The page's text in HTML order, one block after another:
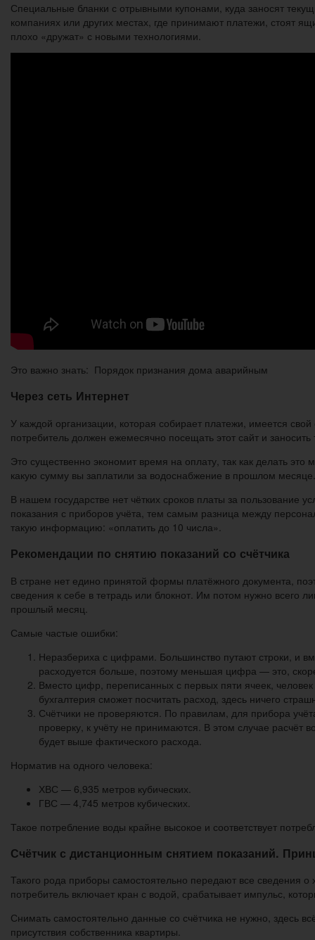
Специальные бланки с отрывными купонами, куда заносят
компаниях или других местах, где принимают платежи, стоят
плохо «дружат» с новыми технологиями.
Это важно знать: Порядок признания дома аварийным
Через сеть Интернет
У каждой организации, которая собирает платежи, имеется
потребитель должен ежемесячно посещать этот сайт и
Это существенно экономит время на оплату, так как делать
какую сумму вы заплатили за водоснабжение в прошлом месяце.
В нашем государстве нет чётких сроков платы за пользование
показания с приборов учёта, тем самым разница между
такую информацию: «оплатить до 10 числа».
Рекомендации по снятию показаний со счётчика
В стране нет едино принятой формы платёжного документа,
сведения к себе в тетрадь или блокнот. Им потом нужно всего
прошлый месяц.
Самые частые ошибки:
Неразбериха с цифрами. Большинство путают строки, и
расходуется больше, поэтому меньшая цифра — это,
Вместо цифр, переписанных с первых пяти ячеек,
бухгалтерия сможет посчитать расход, здесь ничего
Счётчики не проверяются. По правилам, для прибора
проверку, к учёту не принимаются. В этом случае
будет выше фактического расхода.
Норматив на одного человека:
ХВС — 6,935 метров кубических.
ГВС — 4,745 метров кубических.
Такое потребление воды крайне высокое и соответствует
Счётчик с дистанционным снятием показаний.
Такого рода приборы самостоятельно передают все сведения
потребитель включает кран с водой, срабатывает импульс,
Снимать самостоятельно данные со счётчика не нужно, здесь
присутствия собственника квартиры.